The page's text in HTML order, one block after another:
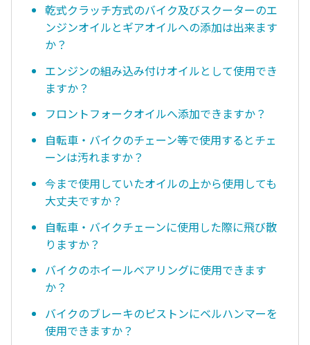
乾式クラッチ方式のバイク及びスクーターのエ
ンジンオイルとギアオイルへの添加は出来ます
か？
エンジンの組み込み付けオイルとして使用でき
ますか？
フロントフォークオイルへ添加できますか？
自転車・バイクのチェーン等で使用するとチェ
ーンは汚れますか？
今まで使用していたオイルの上から使用しても
大丈夫ですか？
自転車・バイクチェーンに使用した際に飛び散
りますか？
バイクのホイールベアリングに使用できます
か？
バイクのブレーキのピストンにベルハンマーを
使用できますか？